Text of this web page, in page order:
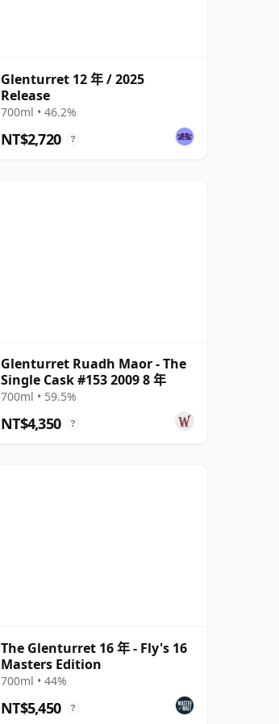
Glenturret 12 年 / 2025
Release
700ml • 46.2%
NT$2,720 ?
Glenturret Ruadh Maor - The
Single Cask #153 2009 8 年
700ml • 59.5%
NT$4,350 ?
The Glenturret 16 年 - Fly's 16
Masters Edition
700ml • 44%
NT$5,450 ?